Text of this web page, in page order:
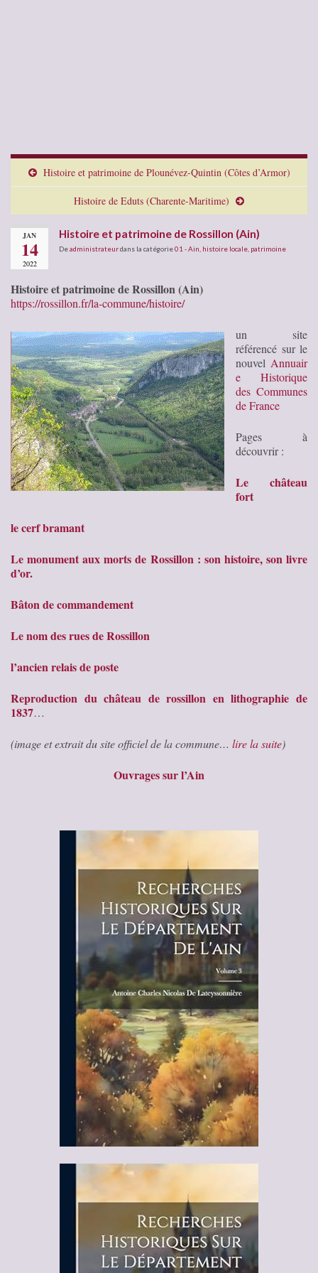
Histoire et patrimoine de Plounévez-Quintin (Côtes d’Armor)
Histoire de Eduts (Charente-Maritime)
JAN
14
2022
Histoire et patrimoine de Rossillon (Ain)
Deadministrateurdans la catégorie01 - Ain histoire locale patrimoine
Histoire et patrimoine de Rossillon (Ain)
https://rossillon.fr/la-commune/histoire/
un site
référencé sur le
nouvel Annuair
e Historique
des Communes
de France
Pages à
découvrir :
Le château
fort
le cerf bramant
Le monument aux morts de Rossillon : son histoire, son livre
d’or.
Bâton de commandement
Le nom des rues de Rossillon
l’ancien relais de poste
Reproduction du château de rossillon en lithographie de
1837…
(image et extrait du site officiel de la commune… lire la suite)
Ouvrages sur l’Ain